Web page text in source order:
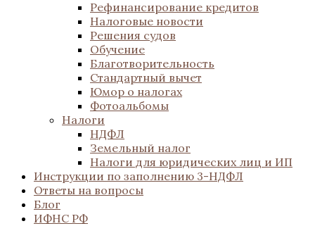
Рефинансирование кредитов
Налоговые новости
Решения судов
Обучение
Благотворительность
Стандартный вычет
Юмор о налогах
Фотоальбомы
Налоги
НДФЛ
Земельный налог
Налоги для юридических лиц и ИП
Инструкции по заполнению 3-НДФЛ
Ответы на вопросы
Блог
ИФНС РФ